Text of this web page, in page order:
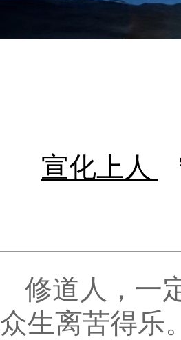
宣化上人
修道人，一
众生离苦得乐